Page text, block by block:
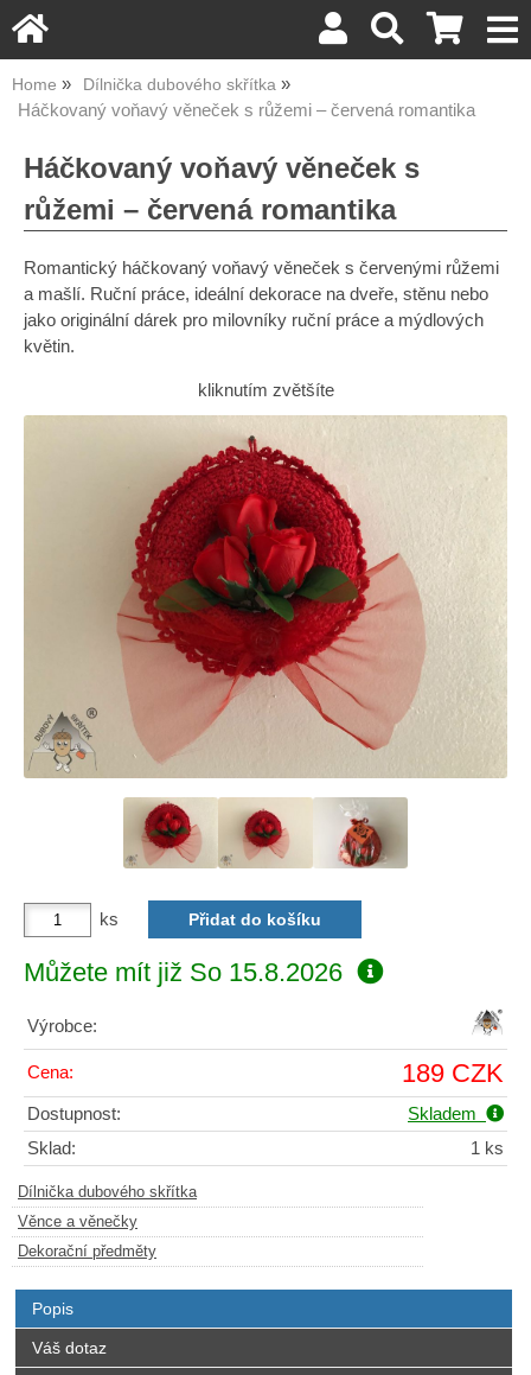
Home Dílnička dubového skřítka
Háčkovaný voňavý věneček s růžemi – červená romantika
Háčkovaný voňavý věneček s
růžemi – červená romantika
Romantický háčkovaný voňavý věneček s červenými růžemi
a mašlí. Ruční práce, ideální dekorace na dveře, stěnu nebo
jako originální dárek pro milovníky ruční práce a mýdlových
květin.
kliknutím zvětšíte
ks
Můžete mít již So 15.8.2026
Výrobce:
Cena: 189 CZK
Dostupnost:
Skladem
Sklad:
1 ks
Dílnička dubového skřítka
Věnce a věnečky
Dekorační předměty
Popis
Váš dotaz